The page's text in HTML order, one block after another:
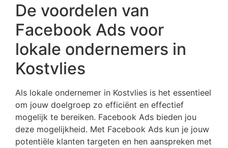
De voordelen van
Facebook Ads voor
lokale ondernemers in
Kostvlies
Als lokale ondernemer in Kostvlies is het essentieel
om jouw doelgroep zo efficiënt en effectief
mogelijk te bereiken. Facebook Ads bieden jou
deze mogelijkheid. Met Facebook Ads kun je jouw
potentiële klanten targeten en hen aanspreken met